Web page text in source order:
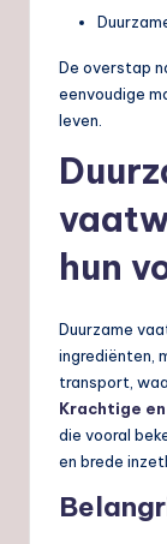
De overstap
eenvoudige
leven.
hun
Duurzame
ingrediënten,
transport,
Krachtige
die vooral
en brede